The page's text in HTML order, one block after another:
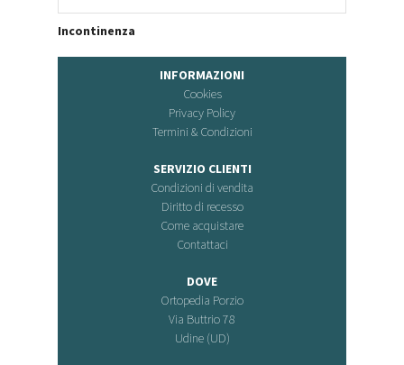
Incontinenza
INFORMAZIONI
Cookies
Privacy Policy
Termini & Condizioni
SERVIZIO CLIENTI
Condizioni di vendita
Diritto di recesso
Come acquistare
Contattaci
DOVE
Ortopedia Porzio
Via Buttrio 78
Udine (UD)